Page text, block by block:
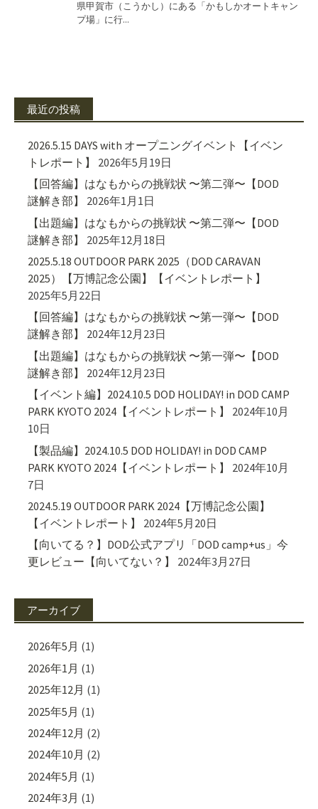
最近の投稿
2026.5.15 DAYS with オープニングイベント【イベン
トレポート】
2026年5月19日
【回答編】はなもからの挑戦状 〜第二弾〜【DOD
謎解き部】
2026年1月1日
【出題編】はなもからの挑戦状 〜第二弾〜【DOD
謎解き部】
2025年12月18日
2025.5.18 OUTDOOR PARK 2025（DOD CARAVAN
2025）【万博記念公園】【イベントレポート】
2025年5月22日
【回答編】はなもからの挑戦状 〜第一弾〜【DOD
謎解き部】
2024年12月23日
【出題編】はなもからの挑戦状 〜第一弾〜【DOD
謎解き部】
2024年12月23日
【イベント編】2024.10.5 DOD HOLIDAY! in DOD CAMP
PARK KYOTO 2024【イベントレポート】
2024年10月
10日
【製品編】2024.10.5 DOD HOLIDAY! in DOD CAMP
PARK KYOTO 2024【イベントレポート】
2024年10月
7日
2024.5.19 OUTDOOR PARK 2024【万博記念公園】
【イベントレポート】
2024年5月20日
【向いてる？】DOD公式アプリ「DOD camp+us」今
更レビュー【向いてない？】
2024年3月27日
アーカイブ
2026年5月 (1)
2026年1月 (1)
2025年12月 (1)
2025年5月 (1)
2024年12月 (2)
2024年10月 (2)
2024年5月 (1)
2024年3月 (1)